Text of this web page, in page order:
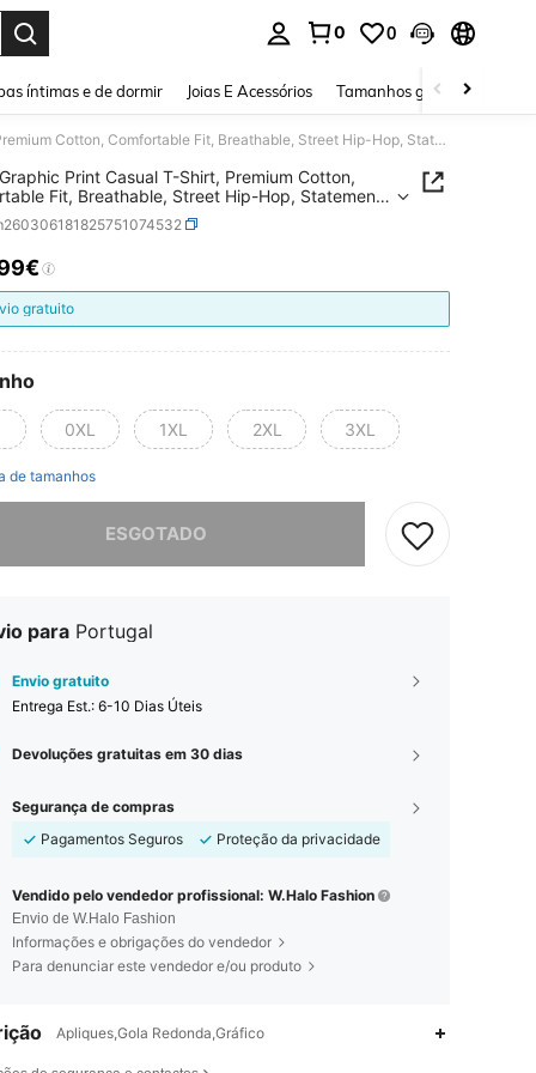
0 0
íntimas e de dormir Joias E Acessórios Tamanhos grandes
Grace Graphic Print Casual T-Shirt, Premium Cotton, Comfortable Fit, Breathable, Street Hip-Hop, Statement Print
Print Casual T-Shirt, Premium Cotton,
Fit, Breathable, Street Hip-Hop, Statement
AND AVAILABILITY
gratuito
0XL 1XL 2XL 3XL
de tamanhos
ESGOTADO
para Portugal
Envio gratuito
Entrega Est.: 6-10 Dias Úteis
Devoluções gratuitas em 30 dias
Segurança de compras
Pagamentos Seguros
Proteção da privacidade
Vendido pelo vendedor profissional: W.Halo Fashion
Envio de W.Halo Fashion
Informações e obrigações do vendedor
Para denunciar este vendedor e/ou produto
Apliques,Gola Redonda,Gráfico